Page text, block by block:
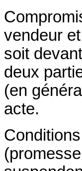
vendeur
soit
deux
(en
acte.